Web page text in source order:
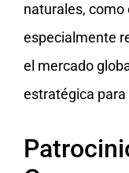
naturales, como
especialmente
el mercado
estratégica